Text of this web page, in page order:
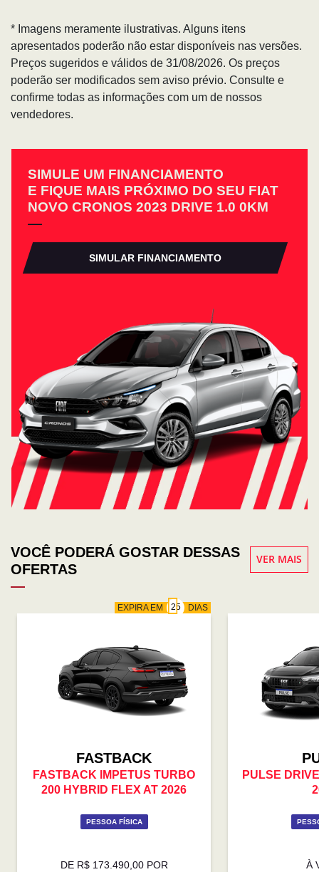
* Imagens meramente ilustrativas. Alguns itens
apresentados poderão não estar disponíveis nas versões.
Preços sugeridos e válidos de 31/08/2026. Os preços
poderão ser modificados sem aviso prévio. Consulte e
confirme todas as informações com um de nossos
vendedores.
SIMULE UM FINANCIAMENTO
E FIQUE MAIS PRÓXIMO DO SEU FIAT
NOVO CRONOS 2023 DRIVE 1.0 0KM
SIMULAR FINANCIAMENTO
VOCÊ PODERÁ GOSTAR DESSAS
OFERTAS
VER MAIS
EXPIRA EM DIAS
FASTBACK
FASTBACK IMPETUS TURBO
200 HYBRID FLEX AT 2026
PESSOA FÍSICA
DE R$ 173.490,00 POR
PULSE
À